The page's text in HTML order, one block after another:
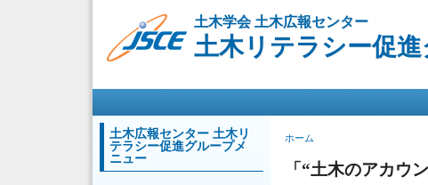
土木学会 土木広報センター
土木リテラシー促
土木広報センター 土木リ
テラシー促進グループメ
ニュー
現在地
ホーム
「“土木のアカウ